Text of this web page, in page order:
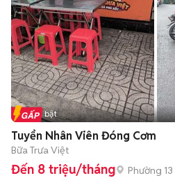
Tin nổi bật
Tuyển Nhân Viên Đóng Cơm
Bữa Trưa Việt
Đến 8 triệu/tháng Phường 13